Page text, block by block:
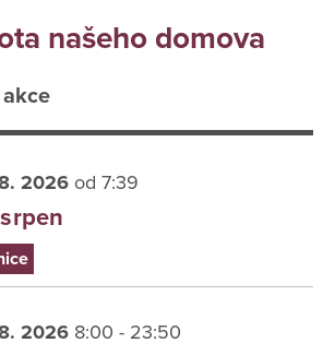
našeho domova
2026 od 7:39
2026 8:00 - 23:50